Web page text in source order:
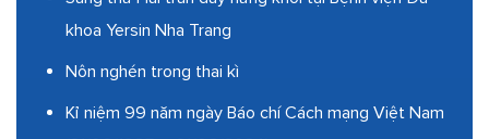
khoa Yersin Nha Trang
Nôn nghén trong thai kì
Kỉ niệm 99 năm ngày Báo chí Cách mạng Việt Nam